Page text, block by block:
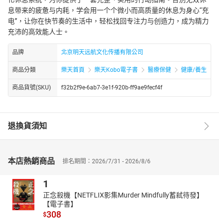
息带来的疲惫与内耗，学会用一个个微小而高质量的休息为身心“充
电”，让你在快节奏的生活中，轻松找回专注力与创造力，成为精力
充沛的高效能人士。
品牌 北京明天远航文化传播有限公司
商品分類 樂天首頁 樂天Kobo電子書 醫療保健 健康/養生
商品貨號(SKU) f32b2f9e-6ab7-3e1f-920b-ff9ae9fecf4f
退換貨須知
本店熱銷商品 排名期間：2026/7/31 - 2026/8/6
1
正念殺機【NETFLIX影集Murder Mindfully蓄弒待發】
【電子書】
$308